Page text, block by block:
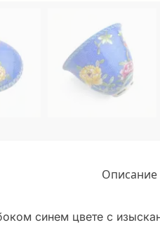
Описание
синем цвете с